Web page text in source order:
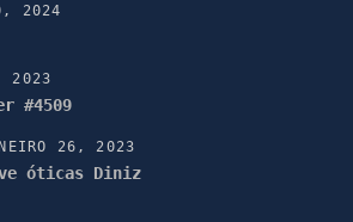
2024
2023
#4509
26, 2023
óticas Diniz